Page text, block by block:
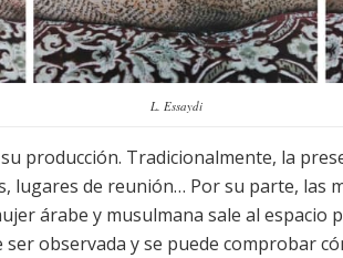
L. Essaydi
producción. Tradicionalmente, la
lugares de reunión… Por su parte, las
árabe y musulmana sale al espacio
observada y se puede comprobar